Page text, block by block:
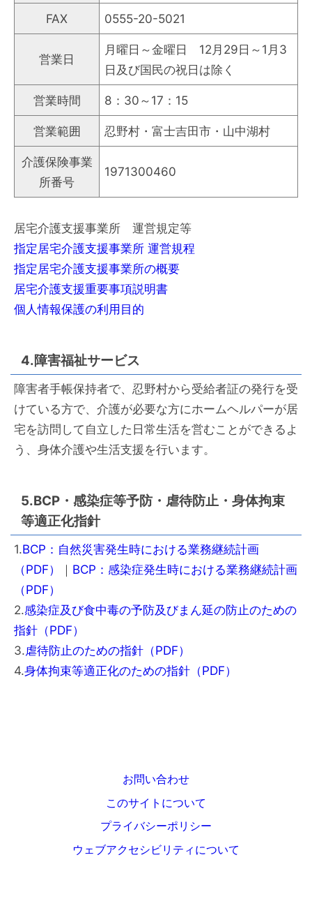
FAX 0555-20-5021
営業日
月曜日～金曜日 12月29日～1月3
日及び国民の祝日は除く
営業時間 8：30～17：15
営業範囲 忍野村・富士吉田市・山中湖村
介護保険事業
所番号
1971300460
居宅介護支援事業所 運営規定等
指定居宅介護支援事業所 運営規程
指定居宅介護支援事業所の概要
居宅介護支援重要事項説明書
個人情報保護の利用目的
4.障害福祉サービス
障害者手帳保持者で、忍野村から受給者証の発行を受
けている方で、介護が必要な方にホームヘルパーが居
宅を訪問して自立した日常生活を営むことができるよ
う、身体介護や生活支援を行います。
5.BCP・感染症等予防・虐待防止・身体拘束
等適正化指針
1.BCP：自然災害発生時における業務継続計画
（PDF）
｜ BCP：感染症発生時における業務継続計画
（PDF）
2.感染症及び食中毒の予防及びまん延の防止のための
指針（PDF）
3.虐待防止のための指針（PDF）
4.身体拘束等適正化のための指針（PDF）
お問い合わせ
このサイトについて
プライバシーポリシー
ウェブアクセシビリティについて